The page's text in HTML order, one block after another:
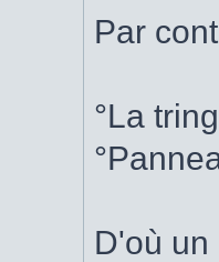
Par
°La
D'où un